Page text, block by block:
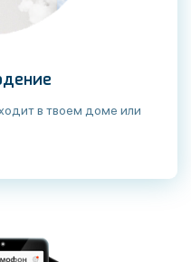
в твоем доме или